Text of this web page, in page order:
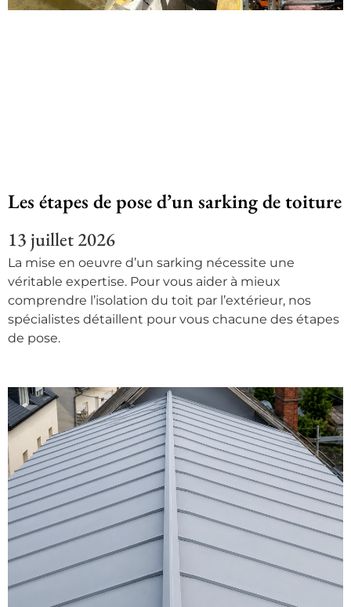
Les étapes de pose d’un sarking de toiture
13 juillet 2026
La mise en oeuvre d’un sarking nécessite une
véritable expertise. Pour vous aider à mieux
comprendre l’isolation du toit par l’extérieur, nos
spécialistes détaillent pour vous chacune des étapes
de pose.